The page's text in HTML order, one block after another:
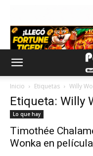
Inicio Etiquetas Willy
Etiqueta: Willy
Lo que hay
Timothée
Wonka en